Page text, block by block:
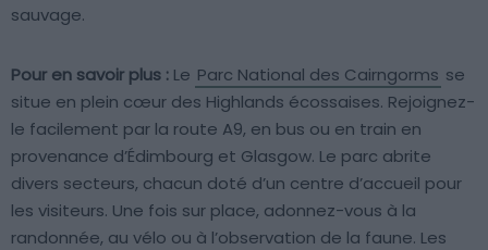
sauvage.
Pour en savoir plus : Le Parc National des Cairngorms se
situe en plein cœur des Highlands écossaises. Rejoignez-
le facilement par la route A9, en bus ou en train en
provenance d’Édimbourg et Glasgow. Le parc abrite
divers secteurs, chacun doté d’un centre d’accueil pour
les visiteurs. Une fois sur place, adonnez-vous à la
randonnée, au vélo ou à l’observation de la faune. Les